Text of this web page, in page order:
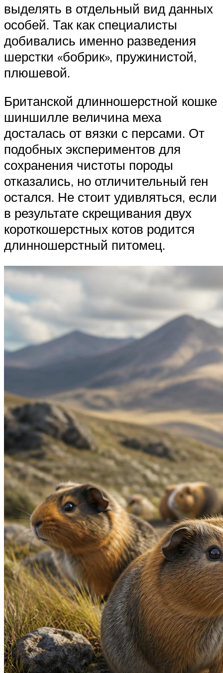
выделять в отдельный вид данных
особей. Так как специалисты
добивались именно разведения
шерстки «бобрик», пружинистой,
плюшевой.
Британской длинношерстной кошке
шиншилле величина меха
досталась от вязки с персами. От
подобных экспериментов для
сохранения чистоты породы
отказались, но отличительный ген
остался. Не стоит удивляться, если
в результате скрещивания двух
короткошерстных котов родится
длинношерстный питомец.